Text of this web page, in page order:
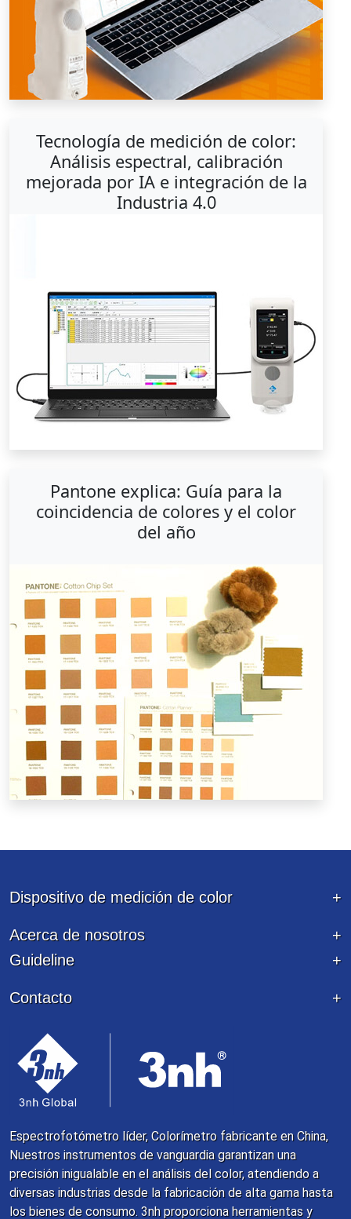
Tecnología de medición de color:
Análisis espectral, calibración
mejorada por IA e integración de la
Industria 4.0
Pantone explica: Guía para la
coincidencia de colores y el color
del año
Dispositivo de medición de color
Acerca de nosotros
Guideline
Contacto
Espectrofotómetro líder, Colorímetro fabricante en China,
Nuestros instrumentos de vanguardia garantizan una
precisión inigualable en el análisis del color, atendiendo a
diversas industrias desde la fabricación de alta gama hasta
los bienes de consumo. 3nh proporciona herramientas y